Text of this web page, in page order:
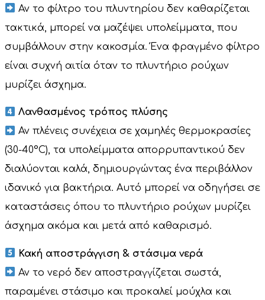
Αν το φίλτρο του πλυντηρίου δεν καθαρίζεται
τακτικά, μπορεί να μαζέψει υπολείμματα, που
συμβάλλουν στην κακοσμία. Ένα φραγμένο φίλτρο
είναι συχνή αιτία όταν το πλυντήριο ρούχων
μυρίζει άσχημα.
Λανθασμένος τρόπος πλύσης
Αν πλένεις συνέχεια σε χαμηλές θερμοκρασίες
(30-40°C), τα υπολείμματα απορρυπαντικού δεν
διαλύονται καλά, δημιουργώντας ένα περιβάλλον
ιδανικό για βακτήρια. Αυτό μπορεί να οδηγήσει σε
καταστάσεις όπου το πλυντήριο ρούχων μυρίζει
άσχημα ακόμα και μετά από καθαρισμό.
Κακή αποστράγγιση & στάσιμα νερά
Αν το νερό δεν αποστραγγίζεται σωστά,
παραμένει στάσιμο και προκαλεί μούχλα και